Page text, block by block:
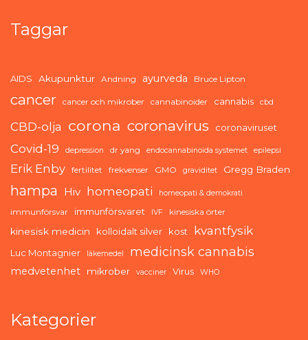
Taggar
AIDS Akupunktur Andning ayurveda Bruce Lipton
cancer cancer och mikrober cannabinoider cannabis cbd
CBD-olja corona coronavirus coronaviruset
Covid-19 depression dr yang endocannabinoida systemet epilepsi
Erik Enby fertilitet frekvenser GMO graviditet Gregg Braden
hampa Hiv homeopati homeopati & demokrati
immunförsvar immunförsvaret IVF kinesiska örter
kinesisk medicin kolloidalt silver kost kvantfysik
Luc Montagnier läkemedel medicinsk cannabis
medvetenhet mikrober vacciner Virus WHO
Kategorier